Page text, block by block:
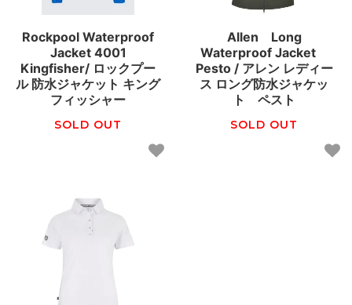
Rockpool Waterproof
Jacket 4001
Kingfisher/ ロックプー
ル 防水ジャケット キング
フィッシャー
SOLD OUT
Allen Long
Waterproof Jacket
Pesto / アレン レディー
ス ロング防水ジャケッ
ト ペスト
SOLD OUT